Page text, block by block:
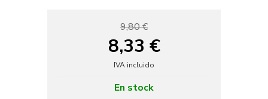
9,80 €
8,33 €
IVA incluido
En stock